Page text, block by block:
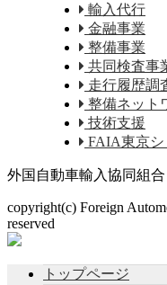
輸入代行
金融事業
整備事業
共同検査事
走行履歴調
整備ネット
技術支援
FAIA東京シ
外国自動車輸入協同組
copyright(c) Foreign
reserved
トップページ